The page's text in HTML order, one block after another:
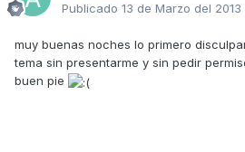
Publicado 13 de Marzo del 2013
muy buenas noches lo primero
tema sin presentarme y sin pedir
buen pie